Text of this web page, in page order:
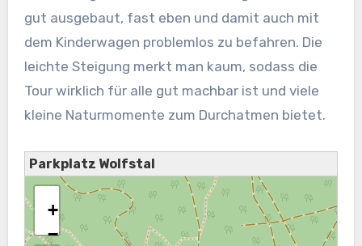
gut ausgebaut, fast eben und damit auch mit
dem Kinderwagen problemlos zu befahren. Die
leichte Steigung merkt man kaum, sodass die
Tour wirklich für alle gut machbar ist und viele
kleine Naturmomente zum Durchatmen bietet.
Parkplatz Wolfstal
+
−